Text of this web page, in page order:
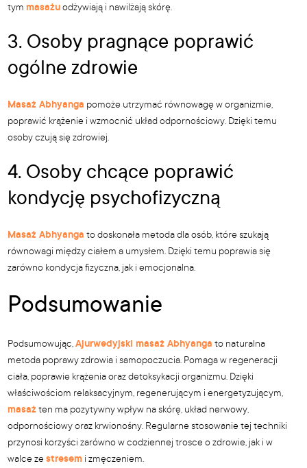
tym masażuodżywiają i nawilżają skórę.
3. Osoby pragnące poprawić
ogólne zdrowie
Masaż Abhyanga pomoże utrzymać równowagę w organizmie,
poprawić krążenie i wzmocnić układ odpornościowy. Dzięki temu
osoby czują się zdrowiej.
4. Osoby chcące poprawić
kondycję psychofizyczną
Masaż Abhyanga to doskonała metoda dla osób, które szukają
równowagi między ciałem a umysłem. Dzięki temu poprawia się
zarówno kondycja fizyczna, jak i emocjonalna.
Podsumowanie
Podsumowując,Ajurwedyjski masaż Abhyanga to naturalna
metoda poprawy zdrowia i samopoczucia. Pomaga w regeneracji
ciała, poprawie krążenia oraz detoksykacji organizmu. Dzięki
właściwościom relaksacyjnym, regenerującym i energetyzującym,
masażten ma pozytywny wpływ na skórę, układ nerwowy,
odpornościowy oraz krwionośny. Regularne stosowanie tej techniki
przynosi korzyści zarówno w codziennej trosce o zdrowie, jak i w
walce zestresem i zmęczeniem.